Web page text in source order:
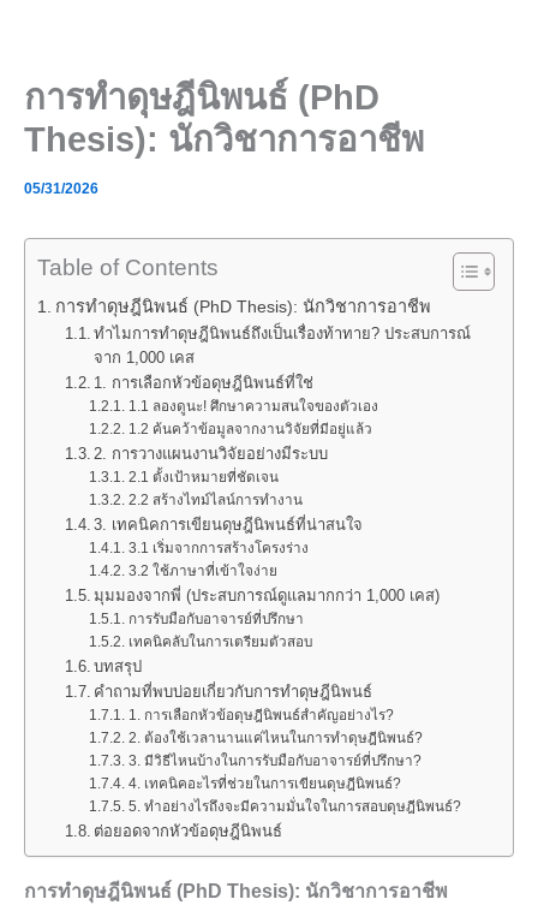
การทำดุษฎีนิพนธ์ (PhD
Thesis): นักวิชาการอาชีพ
05/31/2026
Table of Contents
การทำดุษฎีนิพนธ์ (PhD Thesis): นักวิชาการอาชีพ
ทำไมการทำดุษฎีนิพนธ์ถึงเป็นเรื่องท้าทาย? ประสบการณ์
จาก 1,000 เคส
1. การเลือกหัวข้อดุษฎีนิพนธ์ที่ใช่
1.1 ลองดูนะ! ศึกษาความสนใจของตัวเอง
1.2 ค้นคว้าข้อมูลจากงานวิจัยที่มีอยู่แล้ว
2. การวางแผนงานวิจัยอย่างมีระบบ
2.1 ตั้งเป้าหมายที่ชัดเจน
2.2 สร้างไทม์ไลน์การทำงาน
3. เทคนิคการเขียนดุษฎีนิพนธ์ที่น่าสนใจ
3.1 เริ่มจากการสร้างโครงร่าง
3.2 ใช้ภาษาที่เข้าใจง่าย
มุมมองจากพี่ (ประสบการณ์ดูแลมากกว่า 1,000 เคส)
การรับมือกับอาจารย์ที่ปรึกษา
เทคนิคลับในการเตรียมตัวสอบ
บทสรุป
คำถามที่พบบ่อยเกี่ยวกับการทำดุษฎีนิพนธ์
1. การเลือกหัวข้อดุษฎีนิพนธ์สำคัญอย่างไร?
2. ต้องใช้เวลานานแค่ไหนในการทำดุษฎีนิพนธ์?
3. มีวิธีไหนบ้างในการรับมือกับอาจารย์ที่ปรึกษา?
4. เทคนิคอะไรที่ช่วยในการเขียนดุษฎีนิพนธ์?
5. ทำอย่างไรถึงจะมีความมั่นใจในการสอบดุษฎีนิพนธ์?
ต่อยอดจากหัวข้อดุษฎีนิพนธ์
การทำดุษฎีนิพนธ์ (PhD Thesis): นักวิชาการอาชีพ